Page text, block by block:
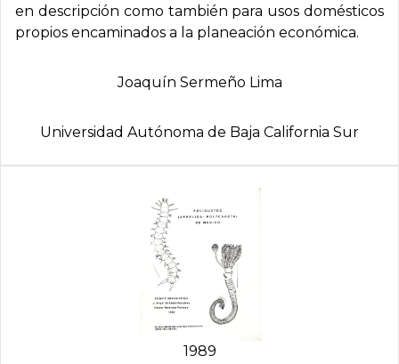
en descripción como también para usos domésticos
propios encaminados a la planeación económica.
Joaquí­n Sermeño Lima
Universidad Autónoma de Baja California Sur
1989